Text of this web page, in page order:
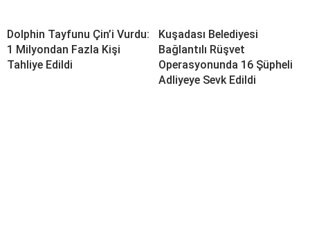
Dolphin Tayfunu Çin’i Vurdu:
1 Milyondan Fazla Kişi
Tahliye Edildi
Kuşadası Belediyesi
Bağlantılı Rüşvet
Operasyonunda 16 Şüpheli
Adliyeye Sevk Edildi